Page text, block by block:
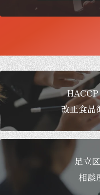
HACCP
改正食品
足立
相談